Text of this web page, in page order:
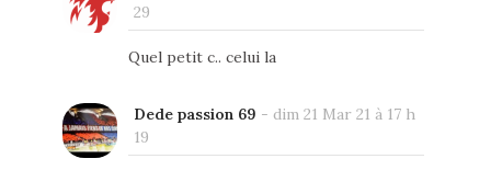
29
Quel petit c.. celui la
Dede passion 69 - dim 21 Mar 21 à 17 h
19